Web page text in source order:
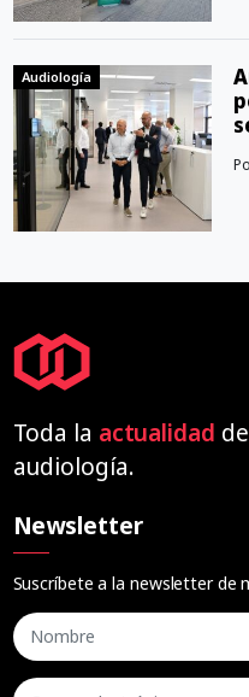
Audiología
Toda la actualidad
audiología.
Newsletter
Suscríbete a la newsletter de